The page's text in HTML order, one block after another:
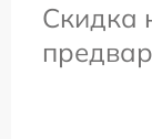
Скидка